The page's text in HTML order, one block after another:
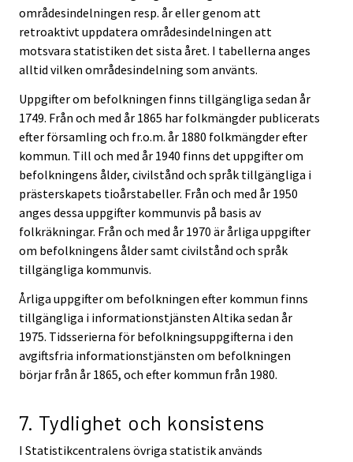
områdesindelningen resp. år eller genom att
retroaktivt uppdatera områdesindelningen att
motsvara statistiken det sista året. I tabellerna anges
alltid vilken områdesindelning som använts.
Uppgifter om befolkningen finns tillgängliga sedan år
1749. Från och med år 1865 har folkmängder publicerats
efter församling och fr.o.m. år 1880 folkmängder efter
kommun. Till och med år 1940 finns det uppgifter om
befolkningens ålder, civilstånd och språk tillgängliga i
prästerskapets tioårstabeller. Från och med år 1950
anges dessa uppgifter kommunvis på basis av
folkräkningar. Från och med år 1970 är årliga uppgifter
om befolkningens ålder samt civilstånd och språk
tillgängliga kommunvis.
Årliga uppgifter om befolkningen efter kommun finns
tillgängliga i informationstjänsten Altika sedan år
1975. Tidsserierna för befolkningsuppgifterna i den
avgiftsfria informationstjänsten om befolkningen
börjar från år 1865, och efter kommun från 1980.
7. Tydlighet och konsistens
I Statistikcentralens övriga statistik används